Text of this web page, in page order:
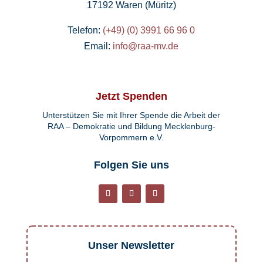
17192 Waren (Müritz)
Telefon: (+49) (0) 3991 66 96 0
Email: info@raa-mv.de
Jetzt Spenden
Unterstützen Sie mit Ihrer Spende die Arbeit der
RAA – Demokratie und Bildung Mecklenburg-
Vorpommern e.V.
Folgen Sie uns
Unser Newsletter